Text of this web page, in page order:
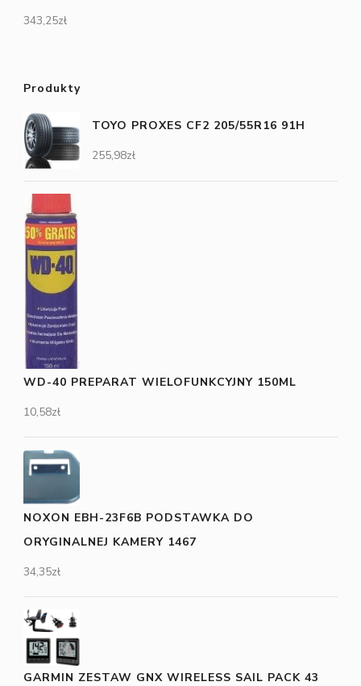
343,25zł
Produkty
TOYO PROXES CF2 205/55R16 91H
255,98zł
WD-40 PREPARAT WIELOFUNKCYJNY 150ML
10,58zł
NOXON EBH-23F6B PODSTAWKA DO
ORYGINALNEJ KAMERY 1467
34,35zł
GARMIN ZESTAW GNX WIRELESS SAIL PACK 43